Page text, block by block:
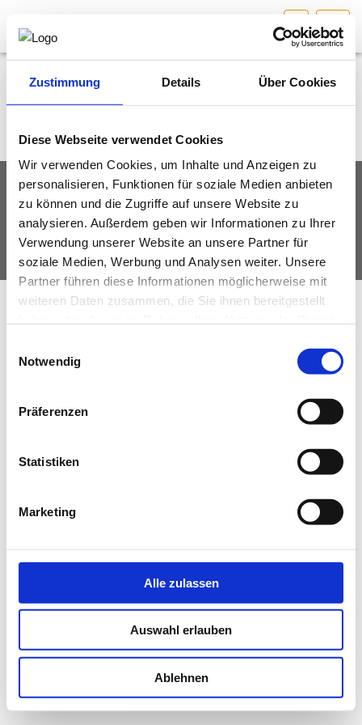
Zustimmung Details Über Cookies
Diese Webseite verwendet Cookies
Wir verwenden Cookies, um Inhalte und Anzeigen zu
personalisieren, Funktionen für soziale Medien anbieten
zu können und die Zugriffe auf unsere Website zu
analysieren. Außerdem geben wir Informationen zu Ihrer
Verwendung unserer Website an unsere Partner für
soziale Medien, Werbung und Analysen weiter. Unsere
Partner führen diese Informationen möglicherweise mit
weiteren Daten zusammen, die Sie ihnen bereitgestellt
Notwendig
Präferenzen
Statistiken
Marketing
Alle zulassen
Auswahl erlauben
Ablehnen
W
Bundesland auswählen HOME
DAS INGENIEURBÜRO
INTERESSEN­VERTRETUNG
MITGLIEDER­VERZEICHNIS
SERVICE
IMPRESSUM DATENSCHUTZ
© Fachverband Ingenieurbüros Österreich